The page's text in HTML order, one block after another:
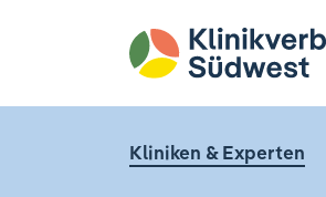
Kliniken & Experten